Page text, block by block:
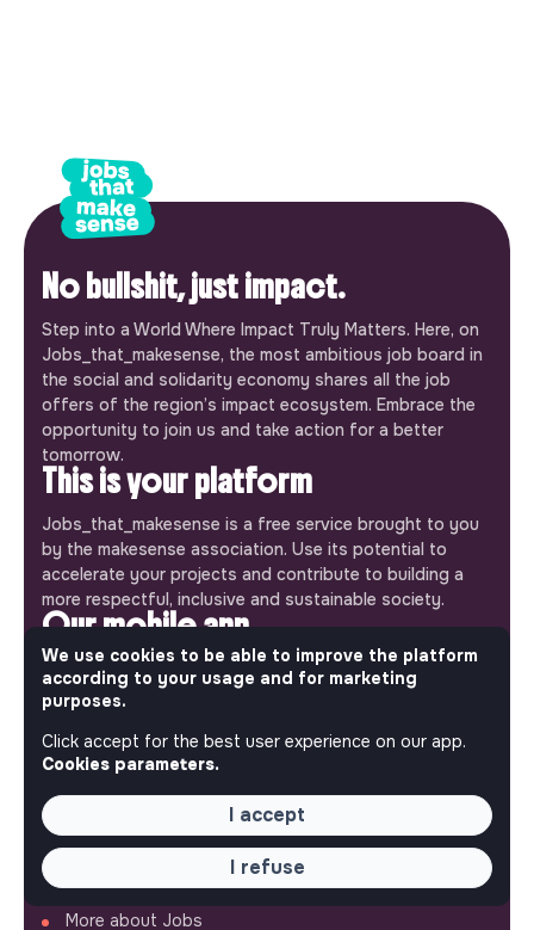
No bullshit, just impact.
Step into a World Where Impact Truly Matters. Here, on
Jobs_that_makesense, the most ambitious job board in
the social and solidarity economy shares all the job
offers of the region’s impact ecosystem. Embrace the
opportunity to join us and take action for a better
tomorrow.
This is your platform
Jobs_that_makesense is a free service brought to you
by the makesense association. Use its potential to
accelerate your projects and contribute to building a
more respectful, inclusive and sustainable society.
Our mobile app
Get jobs that make sense on your phone so you never
miss an opportunity.
iPhone Android
ABOUT
More about Jobs
We use cookies to be able to improve the platform
according to your usage and for marketing
purposes.
Click accept for the best user experience on our app.
Cookies parameters.
I accept
I refuse